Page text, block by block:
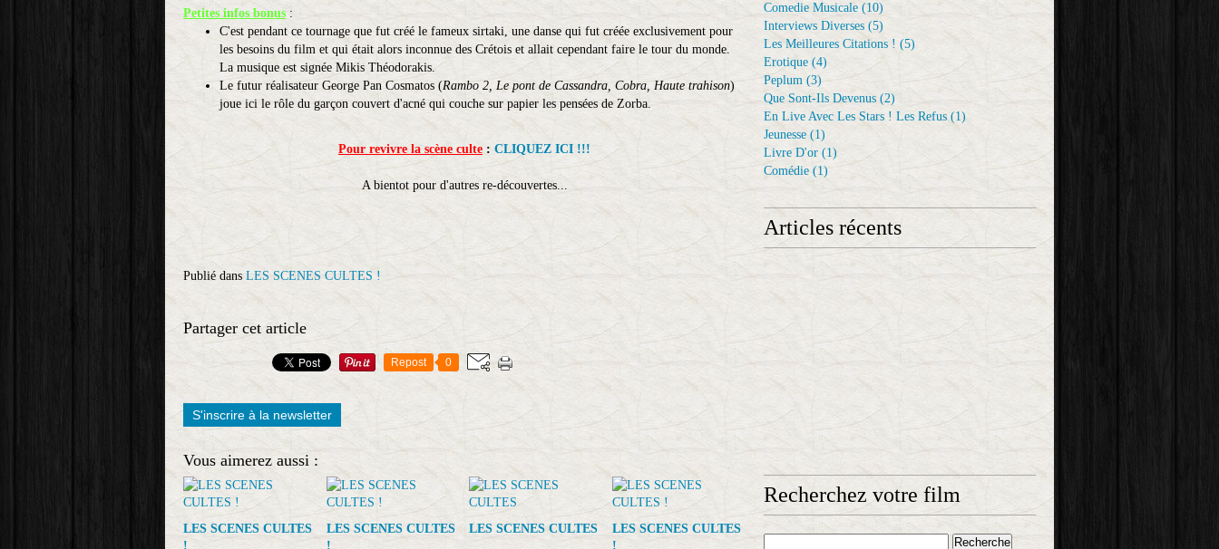
Petites infos bonus :
C'est pendant ce tournage que fut créé le fameux sirtaki, une danse qui fut créée exclusivement pour
les besoins du film et qui était alors inconnue des Crétois et allait cependant faire le tour du monde.
La musique est signée Mikis Théodorakis.
Le futur réalisateur George Pan Cosmatos (Rambo 2, Le pont de Cassandra, Cobra, Haute trahison)
joue ici le rôle du garçon couvert d'acné qui couche sur papier les pensées de Zorba.
Pour revivre la scène culte : CLIQUEZ ICI !!!
A bientot pour d'autres re-découvertes...
Publié dans LES SCENES CULTES !
Partager cet article
Repost 0
S'inscrire à la newsletter
Vous aimerez aussi :
LES SCENES CULTES
!
LES SCENES CULTES
!
LES SCENES CULTES
LES SCENES CULTES
!
Comedie Musicale (10)
Interviews Diverses (5)
Les Meilleures Citations ! (5)
Erotique (4)
Peplum (3)
Que Sont-Ils Devenus (2)
En Live Avec Les Stars ! Les Refus (1)
Jeunesse (1)
Livre D'or (1)
Comédie (1)
Articles récents
Recherchez votre film